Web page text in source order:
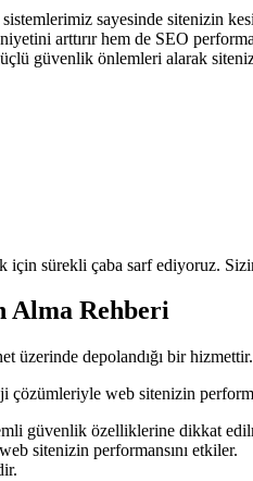
sayesinde sitenizin
arttırır hem de SEO
güvenlik önlemleri alarak
sürekli çaba sarf ediyoruz.
Alma Rehberi
depolandığı bir
web sitenizin
güvenlik özelliklerine dikkat
sitenizin performansını etkiler.